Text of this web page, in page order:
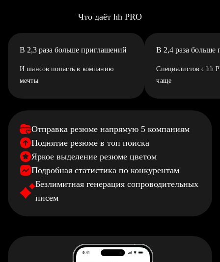
Что даёт hh PRO
В 2,3 раза больше приглашений
И шансов попасть в компанию
мечты
В 2,4 раза больше
Специалистов с hh
чаще
Отправка резюме напрямую 5 компаниям
Поднятие резюме в топ поиска
Яркое выделение резюме цветом
Подробная статистика по конкурентам
Безлимитная генерация сопроводительных
писем